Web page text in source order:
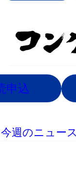
申込
今週のニュース